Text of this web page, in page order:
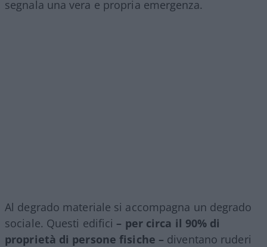
segnala una vera e propria emergenza.
Al degrado materiale si accompagna un degrado
sociale. Questi edifici – per circa il 90% di
proprietà di persone fisiche – diventano ruderi